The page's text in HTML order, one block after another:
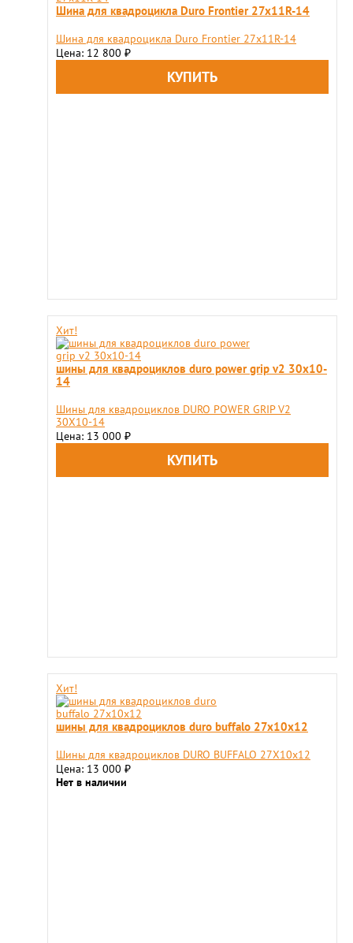
Шина для квадроцикла Duro Frontier 27x11R-14
Шина для квадроцикла Duro Frontier 27x11R-14
Цена: 12 800 ₽
Хит!
шины для квадроциклов duro power grip v2 30x10-
14
Шины для квадроциклов DURO POWER GRIP V2
30X10-14
Цена: 13 000 ₽
Хит!
шины для квадроциклов duro buffalo 27x10х12
Шины для квадроциклов DURO BUFFALO 27X10х12
Цена: 13 000 ₽
Нет в наличии